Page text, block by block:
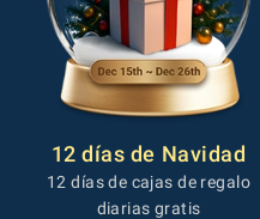
12 días de Navidad
12 días de cajas de regalo
diarias gratis